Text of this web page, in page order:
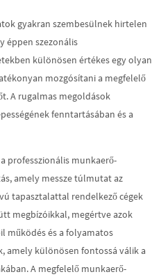
gyakran szembesülnek hirtelen
éppen szezonális
különösen értékes egy olyan
mozgósítani a megfelelő
A rugalmas megoldások
fenntartásában és a
professzionális munkaerő-
amely messze túlmutat az
tapasztalattal rendelkező cégek
megbízóikkal, megértve azok
működés és a folyamatos
amely különösen fontossá válik a
A megfelelő munkaerő-